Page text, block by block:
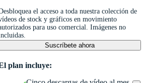
el acceso a toda nuestra colección de
de stock y gráficos en movimiento
para uso comercial. Imágenes no
Suscríbete ahora
plan incluye: